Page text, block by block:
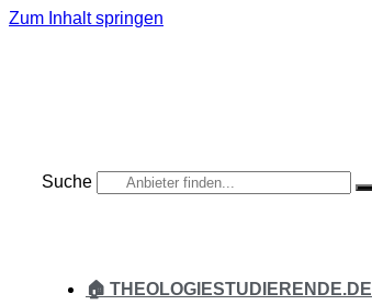
Zum Inhalt springen
Suche
🏠 THEOLOGIESTUDIERENDE.DE